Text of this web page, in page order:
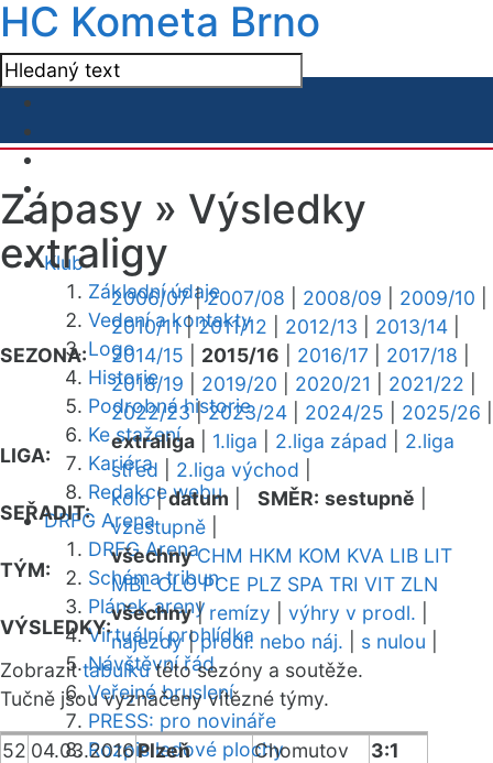
HC Kometa Brno
Klub
Základní údaje
Vedení a kontakty
Logo
Historie
Podrobná historie
Ke stažení
Kariéra
Redakce webu
DRFG Arena
DRFG Arena
Schéma tribun
Plánek areny
Virtuální prohlídka
Návštěvní řád
Veřejné bruslení
PRESS: pro novináře
Rozpis ledové plochy
Zápasy » Výsledky
extraligy
SEZONA:
2006/07|2007/08 2008/09 2009/10
2010/11|2011/12 2012/13 2013/14
2014/15
2015/16 2016/17 2017/18
2018/19
2019/20 2020/21 2021/22
2022/23|2023/24 2024/25 2025/26
LIGA:
extraliga 1.liga 2.liga západ
2.liga
střed
2.liga východ
SEŘADIT:
kolo|datum SMĚR: sestupně
vzestupně
TÝM:
všechny CHM HKM KOM KVA LIB LIT
MBL OLO PCE PLZ SPA TRI VIT ZLN
VÝSLEDKY:
všechny| remízy výhry v prodl.
nájezdy|prodl. nebo náj. s nulou
Zobrazittabulkutéto sezóny a soutěže.
Tučně jsou vyznačeny vítězné týmy.
52 04.03.2016Plzeň Chomutov
3:1